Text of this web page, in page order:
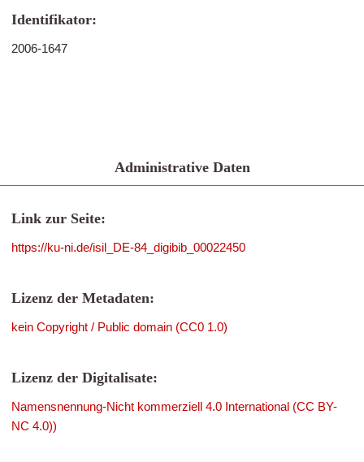
Identifikator:
2006-1647
Administrative Daten
Link zur Seite:
https://ku-ni.de/isil_DE-84_digibib_00022450
Lizenz der Metadaten:
kein Copyright / Public domain (CC0 1.0)
Lizenz der Digitalisate:
Namensnennung-Nicht kommerziell 4.0 International (CC BY-
NC 4.0))